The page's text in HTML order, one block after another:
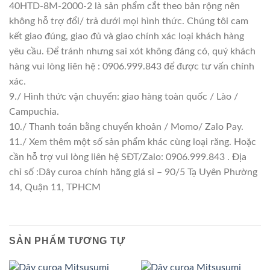
40HTD-8M-2000-2 là sản phẩm cắt theo bản rộng nên
không hỗ trợ đổi/ trả dưới mọi hình thức. Chúng tôi cam
kết giao đúng, giao đủ và giao chính xác loại khách hàng
yêu cầu. Để tránh nhưng sai xót không đáng có, quý khách
hàng vui lòng liên hệ : 0906.999.843 để được tư vấn chính
xác.
9./ Hình thức vận chuyển: giao hàng toàn quốc / Lào /
Campuchia.
10./ Thanh toán bằng chuyển khoản / Momo/ Zalo Pay.
11./ Xem thêm một số sản phẩm khác cùng loại răng. Hoặc
cần hỗ trợ vui lòng liên hệ SĐT/Zalo: 0906.999.843 . Địa
chỉ số :Dây curoa chính hãng giá sỉ – 90/5 Tạ Uyên Phường
14, Quận 11, TPHCM
SẢN PHẨM TƯƠNG TỰ